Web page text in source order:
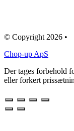
© Copyright 2026 •
Chop-up ApS
Der tages forbehold
eller forkert